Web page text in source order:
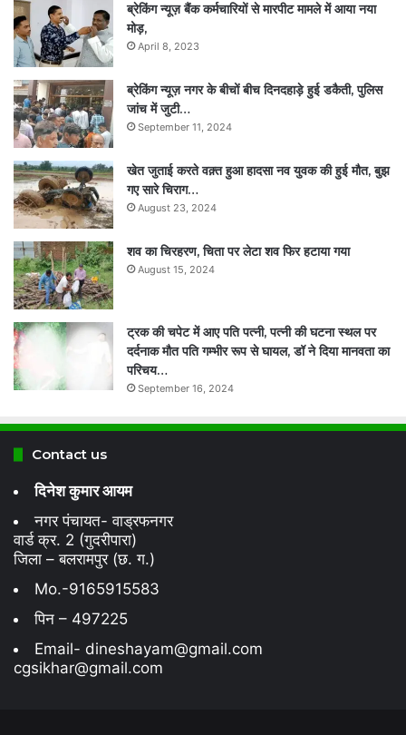
ब्रेकिंग न्यूज़ बैंक कर्मचारियों से मारपीट मामले में आया नया
मोड़,
April 8, 2023
ब्रेकिंग न्यूज़ नगर के बीचों बीच दिनदहाड़े हुई डकैती, पुलिस
जांच में जुटी…
September 11, 2024
खेत जुताई करते वक़्त हुआ हादसा नव युवक की हुई मौत, बुझ
गए सारे चिराग…
August 23, 2024
शव का चिरहरण, चिता पर लेटा शव फिर हटाया गया
August 15, 2024
ट्रक की चपेट में आए पति पत्नी, पत्नी की घटना स्थल पर
दर्दनाक मौत पति गम्भीर रूप से घायल, डॉ ने दिया मानवता का
परिचय…
September 16, 2024
Contact us
दिनेश कुमार आयम
नगर पंचायत- वाड्रफनगर
वार्ड क्र. 2 (गुदरीपारा)
जिला – बलरामपुर (छ. ग.)
Mo.-9165915583
पिन – 497225
Email- dineshayam@gmail.com
cgsikhar@gmail.com